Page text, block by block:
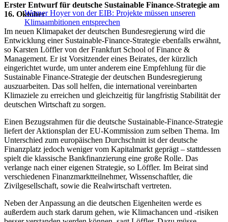
Werner Hoyer von der EIB: Projekte müssen unseren
Klimaambitionen entsprechen
Erster Entwurf für deutsche Sustainable Finance-Strategie am
16. Oktober
Im neuen Klimapaket der deutschen Bundesregierung wird die
Entwicklung einer Sustainable-Finance-Strategie ebenfalls erwähnt,
so Karsten Löffler von der Frankfurt School of Finance &
Management. Er ist Vorsitzender eines Beirates, der kürzlich
eingerichtet wurde, um unter anderem eine Empfehlung für die
Sustainable Finance-Strategie der deutschen Bundesregierung
auszuarbeiten. Das soll helfen, die international vereinbarten
Klimaziele zu erreichen und gleichzeitig für langfristig Stabilität der
deutschen Wirtschaft zu sorgen.
Einen Bezugsrahmen für die deutsche Sustainable-Finance-Strategie
liefert der Aktionsplan der EU-Kommission zum selben Thema. Im
Unterschied zum europäischen Durchschnitt ist der deutsche
Finanzplatz jedoch weniger vom Kapitalmarkt geprägt – stattdessen
spielt die klassische Bankfinanzierung eine große Rolle. Das
verlange nach einer eigenen Strategie, so Löffler. Im Beirat sind
verschiedenen Finanzmarktteilnehmer, Wissenschaftler, die
Zivilgesellschaft, sowie die Realwirtschaft vertreten.
Neben der Anpassung an die deutschen Eigenheiten werde es
außerdem auch stark darum gehen, wie Klimachancen und -risiken